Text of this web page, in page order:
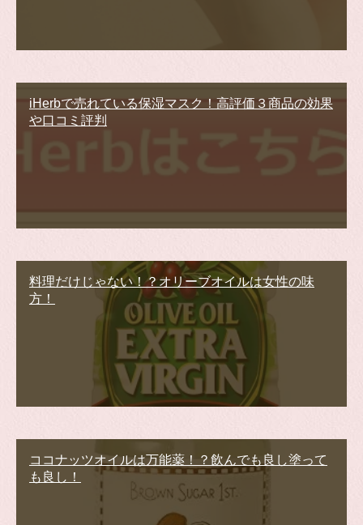
iHerbで売れている保湿マスク！高評価３商品の効果
や口コミ評判
料理だけじゃない！？オリーブオイルは女性の味
方！
ココナッツオイルは万能薬！？飲んでも良し塗って
も良し！